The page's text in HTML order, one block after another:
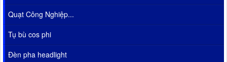
Quạt Công Nghiệp...
Tụ bù cos phi
Đèn pha headlight